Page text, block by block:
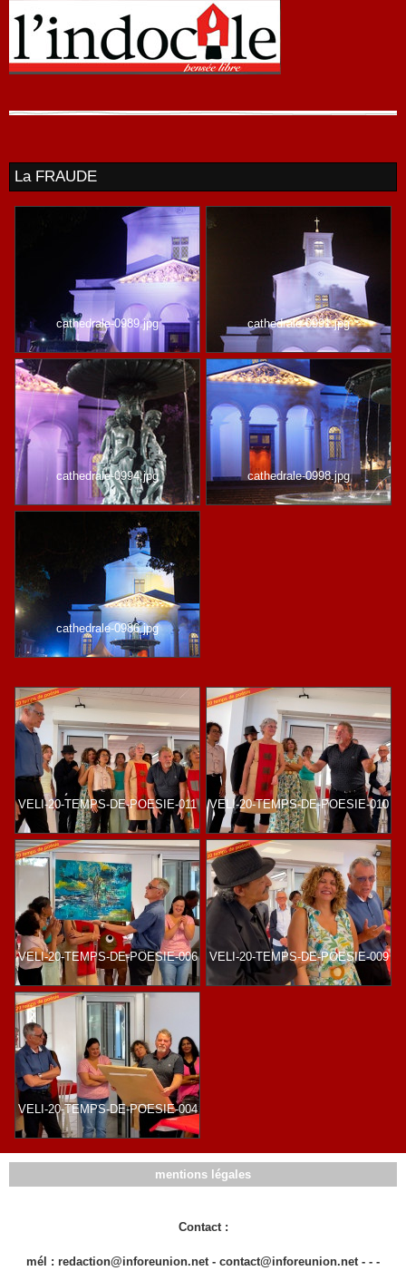
La FRAUDE
cathedrale-0989.jpg cathedrale-0991.jpg
cathedrale-0994.jpg cathedrale-0998.jpg
cathedrale-0986.jpg
VELI-20-TEMPS-DE-POESIE-011 VELI-20-TEMPS-DE-POESIE-010
VELI-20-TEMPS-DE-POESIE-006 VELI-20-TEMPS-DE-POESIE-009
VELI-20-TEMPS-DE-POESIE-004
mentions légales
Contact :
mél : redaction@inforeunion.net - contact@inforeunion.net - - -